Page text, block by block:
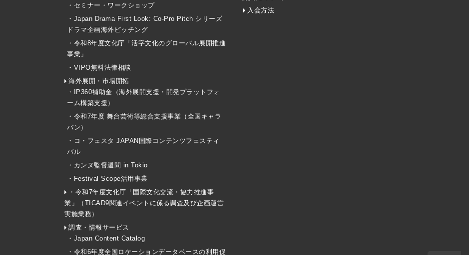
・セミナー・ワークショップ
・Japan Drama First Look: Co-Pro Pitch シリーズ
ドラマ企画海外ピッチング
・令和8年度文化庁「活字文化のグローバル展開推進
事業」
・VIPO無料法律相談
海外展開・市場開拓
・IP360補助金（海外展開支援・開発プラットフォ
ーム構築支援）
・令和7年度 舞台芸術等総合支援事業（全国キャラ
バン）
・コ・フェスタ JAPAN国際コンテンツフェスティ
バル
・カンヌ監督週間 in Tokio
・Festival Scope活用事業
・令和7年度文化庁「国際文化交流・協力推進事
業」（TICAD9関連イベントに係る調査及び企画運営
実施業務）
調査・情報サービス
・Japan Content Catalog
・令和6年度全国ロケーションデータベースの利用促
入会方法